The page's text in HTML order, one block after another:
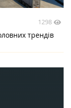
1298
трендів